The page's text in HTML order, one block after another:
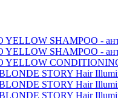
YELLOW SHAMPOO -
YELLOW SHAMPOO -
YELLOW
STORY Hair
STORY Hair
STORY Hair